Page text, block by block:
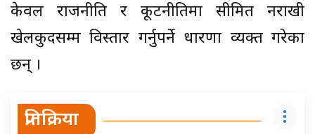
केवल राजनीति र कूटनीतिमा सीमित नराखी
खेलकुदसम्म विस्तार गर्नुपर्ने धारणा व्यक्त गरेका
छन् ।
प्रतिक्रिया